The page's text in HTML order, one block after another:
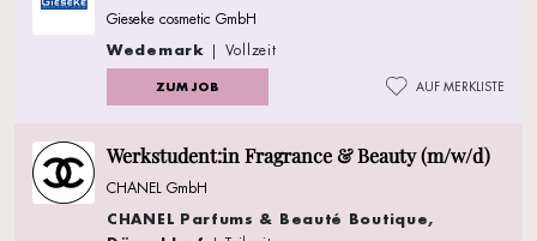
Gieseke cosmetic GmbH
Wedemark | Vollzeit
ZUM JOB AUF MERKLISTE
Werkstudent:in Fragrance & Beauty (m/w/d)
CHANEL GmbH
CHANEL Parfums & Beauté Boutique,